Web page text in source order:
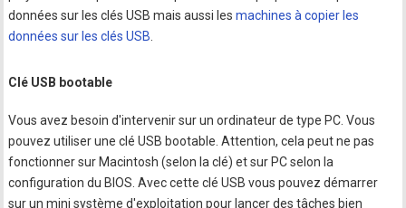
données sur les clés USB mais aussi lesmachines à copier les
données sur les clés USB
Clé USB bootable
Vous avez besoin d'intervenir sur un ordinateur de type PC. Vous
pouvez utiliser une clé USB bootable. Attention, cela peut ne pas
fonctionner sur Macintosh (selon la clé) et sur PC selon la
configuration du BIOS. Avec cette clé USB vous pouvez démarrer
sur un mini système d'exploitation pour lancer des tâches bien